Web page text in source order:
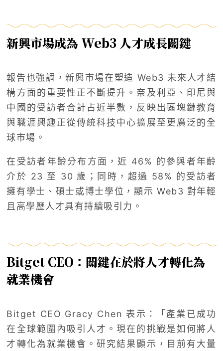
新興市場成為 Web3 人才成長關鍵
報告也強調，新興市場在塑造 Web3 未來人才結
構方面的重要性正不斷提升。奈及利亞、印尼與
中國的受訪者合計占近半數，反映出區塊鏈教育
與職涯興趣正從傳統科技中心擴展至更廣泛的全
球市場。
在受訪者年齡分布方面，近 46% 的參與者年齡
介於 23 至 30 歲；同時，超過 58% 的受訪者
擁有學士、碩士或博士學位，顯示 Web3 對年輕
且高學歷人才具有持續吸引力。
Bitget CEO：關鍵在於將人才轉化為
就業機會
Bitget CEO Gracy Chen 表示：「產業已成功
在全球範圍內吸引人才。現在的挑戰是如何將人
才轉化為就業機會。研究結果顯示，目前有大量